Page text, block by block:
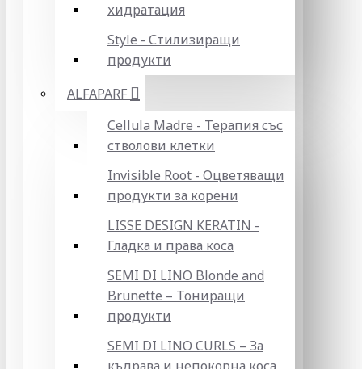
хидратация
Style - Стилизиращи
продукти
ALFAPARF
Cellula Madre - Терапия със
стволови клетки
Invisible Root - Оцветяващи
продукти за корени
LISSE DESIGN KERATIN -
Гладка и права коса
SEMI DI LINO Blonde and
Brunette – Тониращи
продукти
SEMI DI LINO CURLS – За